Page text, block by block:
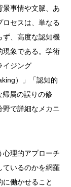
景事情や文脈、あ
ロセスは、単なる
ず、高度な認知機
現象である。学術
イジング
）」「認知的
属の誤りの修
で詳細なメカニ
心理的アプローチ
ているのかを網羅
働かせること